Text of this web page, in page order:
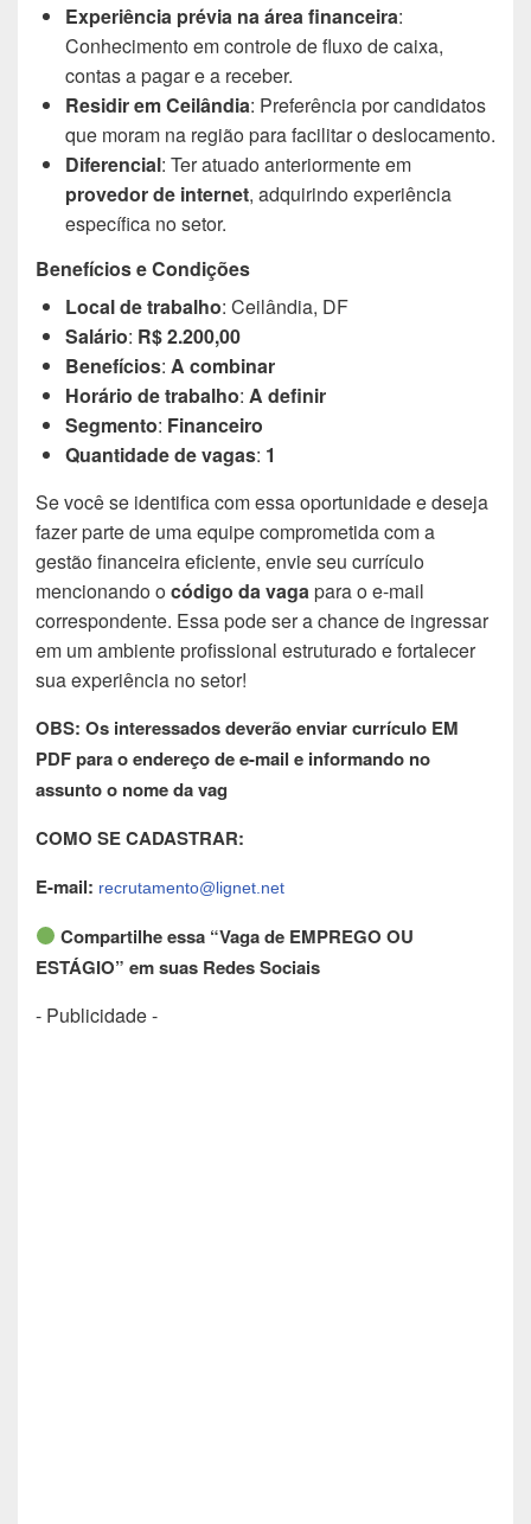
Experiência prévia na área financeira:
Conhecimento em controle de fluxo de caixa,
contas a pagar e a receber.
Residir em Ceilândia: Preferência por candidatos
que moram na região para facilitar o deslocamento.
Diferencial: Ter atuado anteriormente em
provedor de internet, adquirindo experiência
específica no setor.
Benefícios e Condições
Local de trabalho: Ceilândia, DF
Salário: R$ 2.200,00
Benefícios: A combinar
Horário de trabalho: A definir
Segmento: Financeiro
Quantidade de vagas: 1
Se você se identifica com essa oportunidade e deseja
fazer parte de uma equipe comprometida com a
gestão financeira eficiente, envie seu currículo
mencionando ocódigo da vagapara o e-mail
correspondente. Essa pode ser a chance de ingressar
em um ambiente profissional estruturado e fortalecer
sua experiência no setor!
OBS: Os interessados deverão enviar currículo EM
PDF para o endereço de e-mail e informando no
assunto o nome da vag
COMO SE CADASTRAR:
E-mail: recrutamento@lignet.net
Compartilhe essa “Vaga de EMPREGO OU
ESTÁGIO” em suas Redes Sociais
- Publicidade -